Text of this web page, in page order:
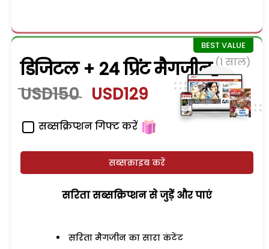
डिजिटल + 24 प्रिंट मैगजीन (1 साल)
USD150 USD129
सब्सक्रिप्शन गिफ्ट करें
सब्सक्राइब करें
सरिता सब्सक्रिप्शन से जुड़ेें और पाएं
सरिता मैगजीन का सारा कंटेंट